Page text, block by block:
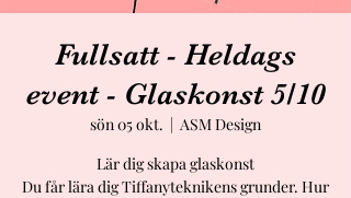
Fullsatt - Heldags
event - Glaskonst 5/10
sön 05 okt.
  |
ASM Design
Lär dig skapa glaskonst
Du får lära dig Tiffanyteknikens grunder. Hur